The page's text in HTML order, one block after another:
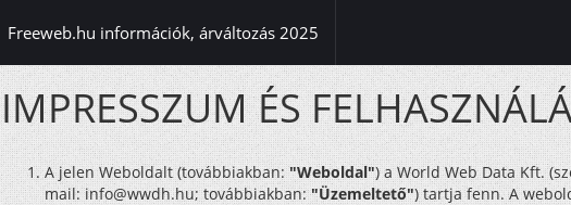
Freeweb.hu információk, árváltozás 2025
IMPRESSZUM ÉS
A jelen Weboldalt (továbbiakban:"Weboldal") a World Web Data Kft.
mail:info@wwdh.hu; továbbiakban:"Üzemeltető") tartja fenn. A